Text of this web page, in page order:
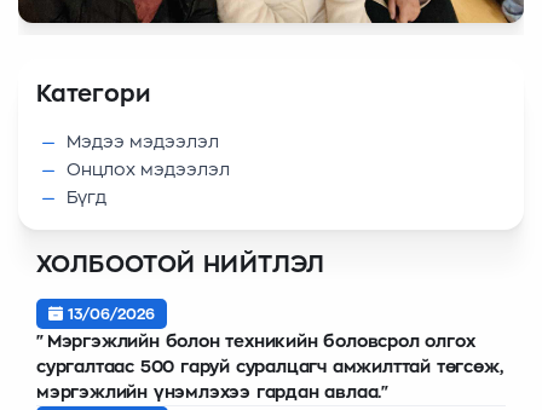
Категори
Мэдээ мэдээлэл
Онцлох мэдээлэл
Бүгд
ХОЛБООТОЙ НИЙТЛЭЛ
13/06/2026
"Мэргэжлийн болон техникийн боловсрол олгох
сургалтаас 500 гаруй суралцагч амжилттай төгсөж,
мэргэжлийн үнэмлэхээ гардан авлаа."